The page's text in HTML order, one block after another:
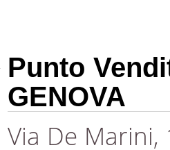
Punto
GENOVA
Via De Marini,